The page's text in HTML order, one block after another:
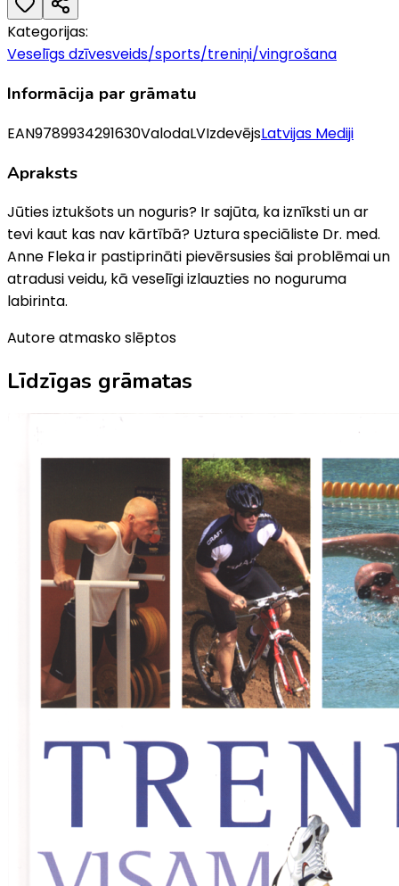
Kategorijas:
Veselīgs dzīvesveids/sports/treniņi/vingrošana
Informācija par grāmatu
EAN9789934291630ValodaLVIzdevējsLatvijas Mediji
Apraksts
Jūties iztukšots un noguris? Ir sajūta, ka iznīksti un ar
tevi kaut kas nav kārtībā? Uztura speciāliste Dr. med.
Anne Fleka ir pastiprināti pievērsusies šai problēmai un
atradusi veidu, kā veselīgi izlauzties no noguruma
labirinta.
Autore atmasko slēptos
Līdzīgas grāmatas